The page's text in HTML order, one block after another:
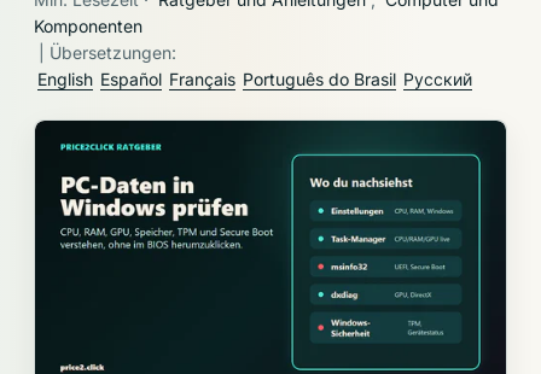
Komponenten
| Übersetzungen:
English Español Français Português do Brasil Русский